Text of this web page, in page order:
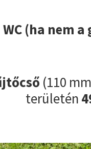
WC (ha nem
(110
területén